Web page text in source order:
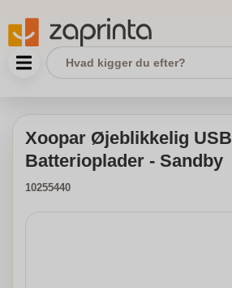
Xoopar Øjeblikkelig USB
Batterioplader - Sandby
10255440